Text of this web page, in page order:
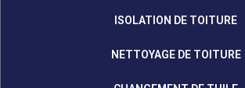
ISOLATION DE TOITURE
NETTOYAGE DE TOITURE